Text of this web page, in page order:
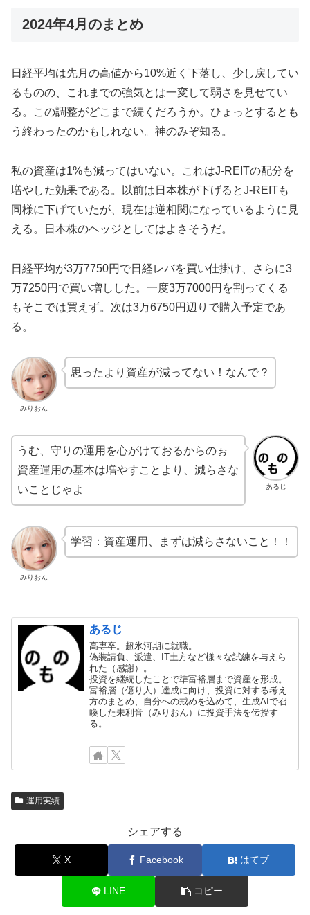
2024年4月のまとめ
日経平均は先月の高値から10%近く下落し、少し戻してい
るものの、これまでの強気とは一変して弱さを見せてい
る。この調整がどこまで続くだろうか。ひょっとするとも
う終わったのかもしれない。神のみぞ知る。
私の資産は1%も減ってはいない。これはJ-REITの配分を
増やした効果である。以前は日本株が下げるとJ-REITも
同様に下げていたが、現在は逆相関になっているように見
える。日本株のヘッジとしてはよさそうだ。
日経平均が3万7750円で日経レバを買い仕掛け、さらに3
万7250円で買い増しした。一度3万7000円を割ってくる
もそこでは買えず。次は3万6750円辺りで購入予定であ
る。
みりおん
思ったより資産が減ってない！なんで？
あるじ
うむ、守りの運用を心がけておるからのぉ
資産運用の基本は増やすことより、減らさな
いことじゃよ
みりおん
学習：資産運用、まずは減らさないこと！！
あるじ
高専卒。超氷河期に就職。
偽装請負、派遣、IT土方など様々な試練を与えら
れた（感謝）。
投資を継続したことで準富裕層まで資産を形成。
富裕層（億り人）達成に向け、投資に対する考え
方のまとめ、自分への戒めを込めて、生成AIで召
喚した未利音（みりおん）に投資手法を伝授す
る。
運用実績
シェアする
X Facebook はてブ
LINE コピー